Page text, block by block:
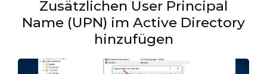
Zusätzlichen User Principal
Name (UPN) im Active Directory
hinzufügen